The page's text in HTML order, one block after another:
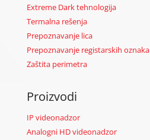
Extreme Dark tehnologija
Termalna rešenja
Prepoznavanje lica
Prepoznavanje registarskih oznaka
Zaštita perimetra
Proizvodi
IP videonadzor
Analogni HD videonadzor